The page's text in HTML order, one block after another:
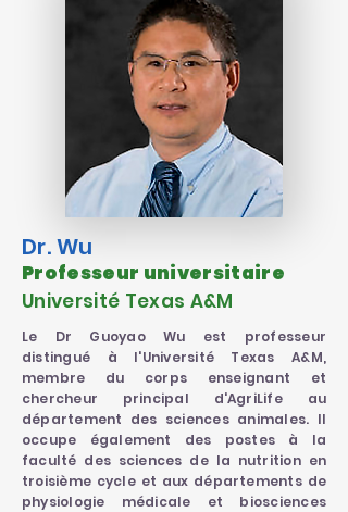
Dr. Wu
Professeur universitaire
Université Texas A&M
Le Dr Guoyao Wu est professeur
distingué à l'Université Texas A&M,
membre du corps enseignant et
chercheur principal d'AgriLife au
département des sciences animales. Il
occupe également des postes à la
faculté des sciences de la nutrition en
troisième cycle et aux départements de
physiologie médicale et biosciences